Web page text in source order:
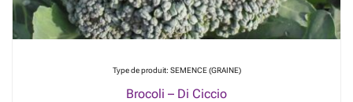
Type de produit: SEMENCE (GRAINE)
Brocoli – Di Ciccio